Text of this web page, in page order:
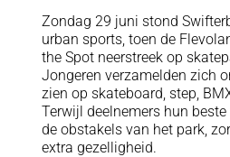
Zondag 29 juni stond
urban sports, toen de
the Spot neerstreek op
Jongeren verzamelden zich
zien op skateboard, step,
Terwijl deelnemers hun
de obstakels van het park,
extra gezelligheid.